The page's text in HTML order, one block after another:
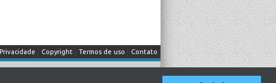
Contato
Termos de uso
Copyright
Privacidade